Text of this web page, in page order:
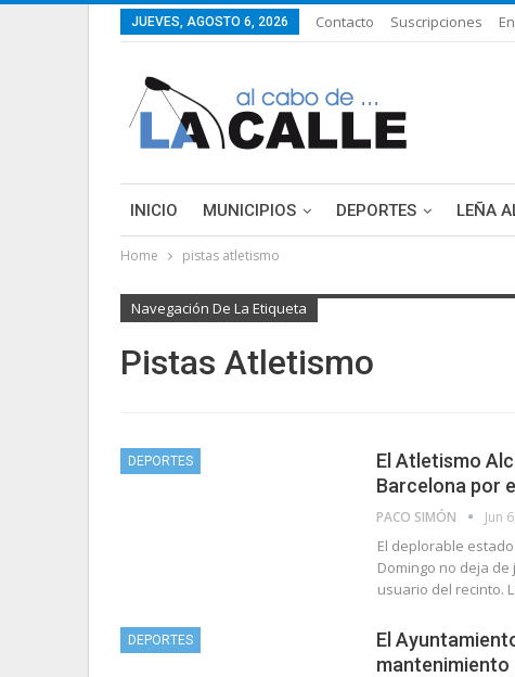
JUEVES, AGOSTO 6, 2026 Contacto Suscripciones
INICIO MUNICIPIOS DEPORTES LEÑA
Home pistas atletismo
Navegación De La Etiqueta
Pistas Atletismo
DEPORTES
El Atletismo
Barcelona por
PACO SIMÓN Jun
El deplorable
Domingo no deja
usuario del recinto.
DEPORTES
El
mantenimiento